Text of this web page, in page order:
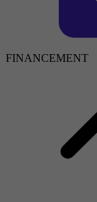
FINANCEMENT